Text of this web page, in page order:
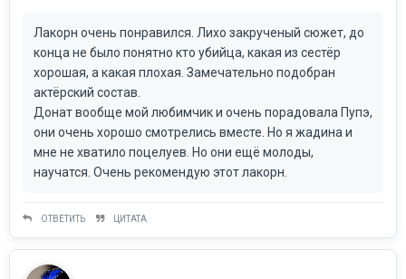
Лакорн очень понравился. Лихо закрученый сюжет, до
конца не было понятно кто убийца, какая из сестёр
хорошая, а какая плохая. Замечательно подобран
актёрский состав.
Донат вообще мой любимчик и очень порадовала Пупэ,
они очень хорошо смотрелись вместе. Но я жадина и
мне не хватило поцелуев. Но они ещё молоды,
научатся. Очень рекомендую этот лакорн.
ОТВЕТИТЬ ЦИТАТА